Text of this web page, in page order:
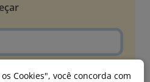
Cookies", você concorda com